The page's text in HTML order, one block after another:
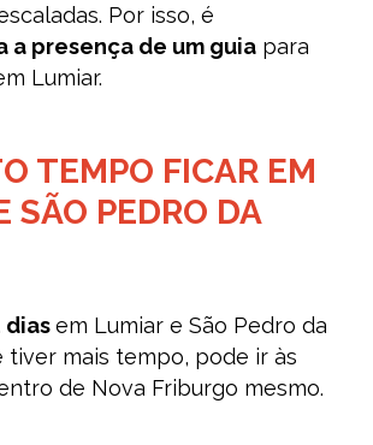
Por isso, é
a presença de um guiapara
Lumiar.
TEMPO FICAR EM
SÃO PEDRO DA
diasem Lumiar e São Pedro da
tiver mais tempo, pode ir às
de Nova Friburgo mesmo.